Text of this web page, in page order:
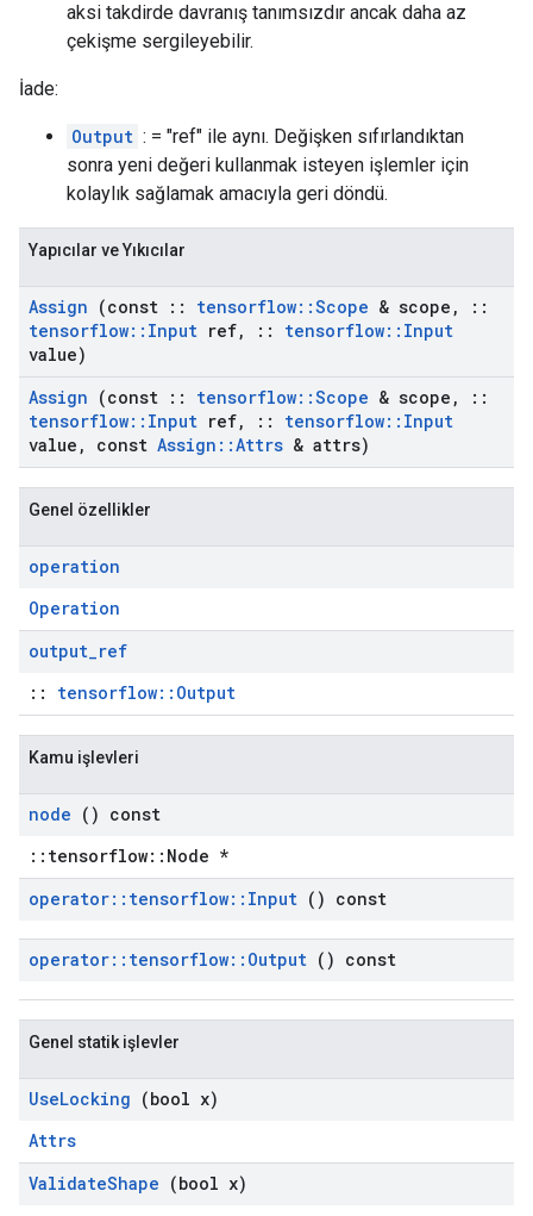
aksi takdirde davranış tanımsızdır ancak daha az
çekişme sergileyebilir.
İade:
Output : = "ref" ile aynı. Değişken sıfırlandıktan
sonra yeni değeri kullanmak isteyen işlemler için
kolaylık sağlamak amacıyla geri döndü.
Yapıcılar ve Yıkıcılar
Assign (const :: tensorflow::Scope & scope ,
::
tensorflow:: Input ref, :: tensorflow:: Input
value)
Assign (const :: tensorflow::Scope & scope ,
::
tensorflow:: Input ref, :: tensorflow:: Input
value , const Assign ::Attrs & attrs)
Genel özellikler
operation
Operation
output_ref
:: tensorflow::Output
Kamu işlevleri
node () const
::tensorflow::Node *
operator:: tensorflow:: Input () const
operator:: tensorflow:: Output () const
Genel statik işlevler
UseLocking (bool x)
Attrs
ValidateShape (bool x)